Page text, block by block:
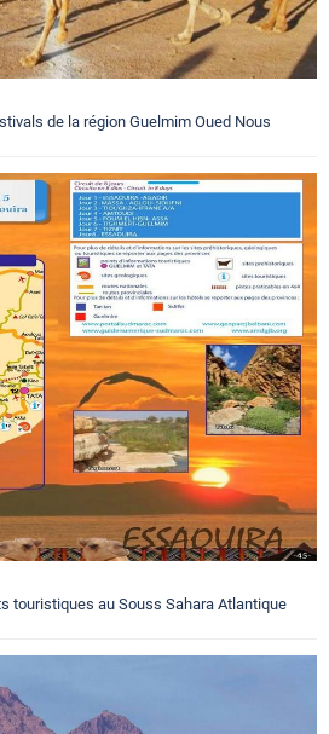
de la région Guelmim Oued Nous
touristiques au Souss Sahara Atlantique